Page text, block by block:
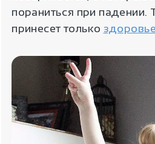
пораниться при падении.
принесет только здоровье